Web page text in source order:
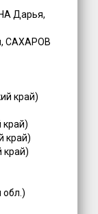
Дарья,
САХАРОВ
край)
край)
край)
обл.)